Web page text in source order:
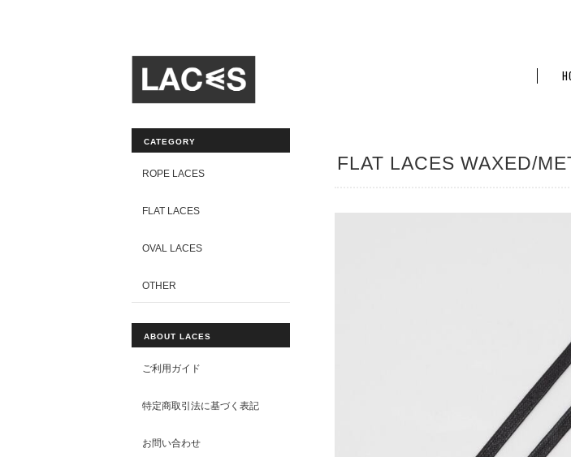
FLAT LACES WAXED/
CATEGORY
ROPE LACES
FLAT LACES
OVAL LACES
OTHER
ABOUT LACES
ご利用ガイド
特定商取引法に基づく表記
お問い合わせ